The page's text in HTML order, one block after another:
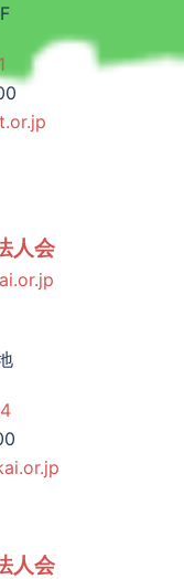
人会
人会